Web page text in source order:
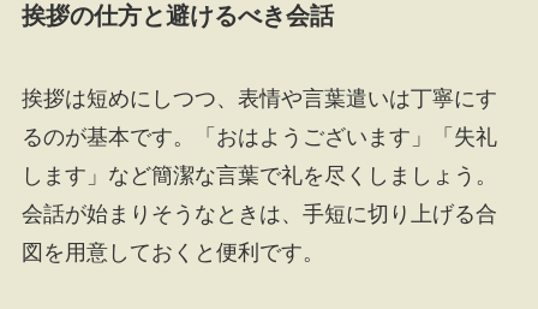
挨拶の仕方と避けるべき会話
挨拶は短めにしつつ、表情や言葉遣いは丁寧にす
るのが基本です。「おはようございます」「失礼
します」など簡潔な言葉で礼を尽くしましょう。
会話が始まりそうなときは、手短に切り上げる合
図を用意しておくと便利です。